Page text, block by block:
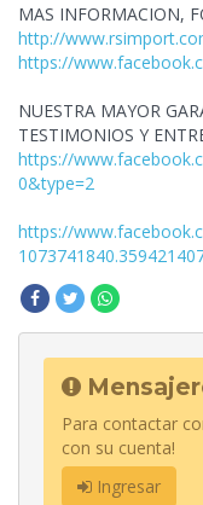
MAS INFORMACION,
http://
https://
NUESTRA MAYOR
TESTIMONIOS Y
https://
0&type=2
https://
Para contactar
con su cuenta!
Ingresar